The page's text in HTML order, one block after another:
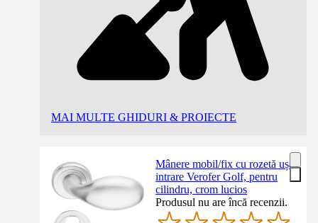
MAI MULTE GHIDURI & PROIECTE
Mânere mobil/fix cu rozetă ușă
intrare Verofer Golf, pentru
cilindru, crom lucios
Produsul nu are încă recenzii.